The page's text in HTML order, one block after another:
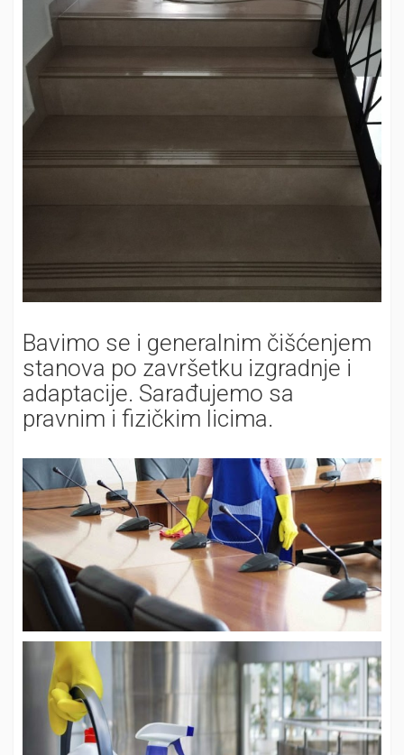
Bavimo se i generalnim čišćenjem
stanova po završetku izgradnje i
adaptacije. Sarađujemo sa
pravnim i fizičkim licima.